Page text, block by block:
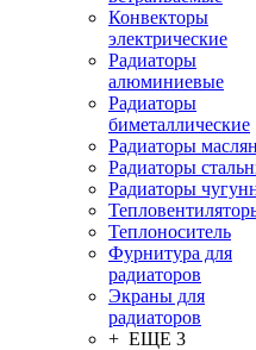
Конвекторы
электрические
Радиаторы
алюминиевые
Радиаторы
биметаллические
Радиаторы
Радиаторы
Радиаторы
Теплоноситель
Фурнитура для
радиаторов
Экраны для
радиаторов
+ ЕЩЕ 3